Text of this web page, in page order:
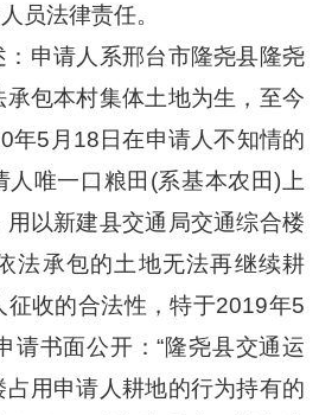
员法律责任。
申请人系邢台市隆尧县隆尧
包本村集体土地为生，至今
年5月18日在申请人不知情的
人唯一口粮田(系基本农田)上
以新建县交通局交通综合楼
法承包的土地无法再继续耕
征收的合法性，特于2019年5
请书面公开：“隆尧县交通运
用申请人耕地的行为持有的